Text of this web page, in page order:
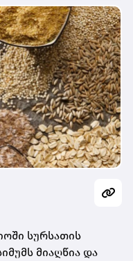
სურსათის
მიაღწია და